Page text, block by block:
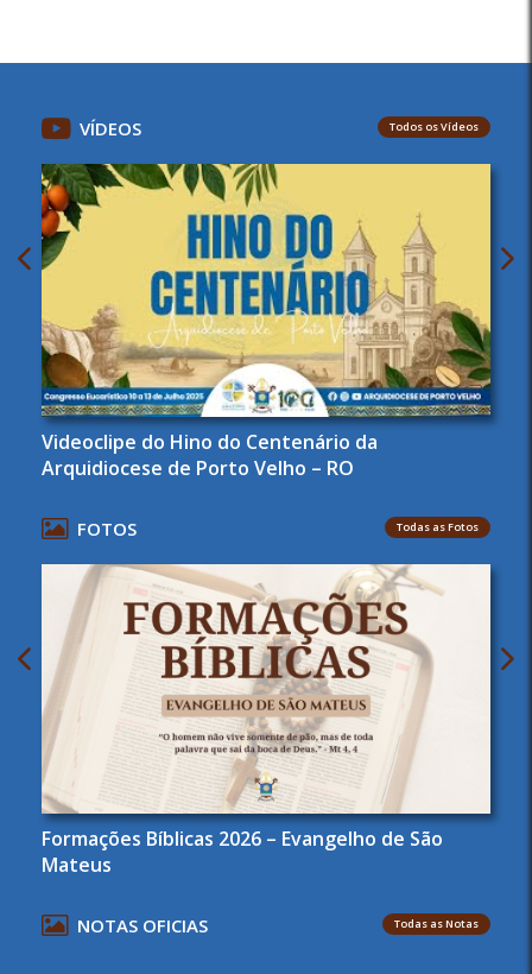
VÍDEOS Todos os Vídeos
Videoclipe do Hino do Centenário da
Arquidiocese de Porto Velho – RO
FOTOS Todas as Fotos
Formações Bíblicas 2026 – Evangelho de São
Mateus
NOTAS OFICIAS Todas as Notas